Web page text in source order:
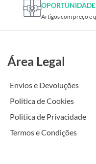
Artigos com preço e
Área Legal
Envios e Devoluções
Politica de Cookies
Politica de Privacidade
Termos e Condições